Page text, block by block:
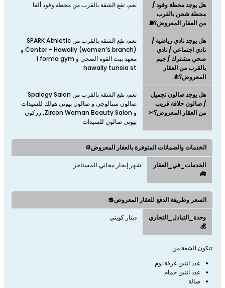
هل يوجد محطة وقود /
محطة شحن بالقرب
من العقار المعروض؟⛽
نعم، تقع الشقة بالقرب من محطة وقود ألفا
هل يوجد نادي رياضية /
نادي اجتماعي / نادي
صحي مشترك / جيم
بالقرب من العقار
المعروض؟⛹
نعم، تقع الشقة بالقرب من SPARK Athletic
Center - Hawally (women’s branch) و
معهد بيت القوة الصحي و I forma gym
hawally tunsia st
هل يوجد صالون تجميل
/ صالون حلاقة قريب
من العقار المعروض؟✂
نعم، تقع الشقة بالقرب من Spalogy Salon
صالون سپالوجي و صالون بيوتي هولك للسيدات
و Zircon Woman Beauty Salon, زركون
بيوتي صالون للسيدات
الخدمات والضمانات المتوفرة بالعقار المعروض⚙️
الخدمات_في_العقار
🧰
شهر إيجار مجاني للمستاجر
السعر وطريفة الدفع للعقار المعروض💲
وحدة_التبادل_التجاري
💰
دينار كويتي
تتكون الشقة من:
عدد اثنين غرفة نوم
عدد اثنين حمام
صالة